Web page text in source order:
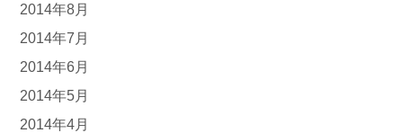
2014年8月
2014年7月
2014年6月
2014年5月
2014年4月